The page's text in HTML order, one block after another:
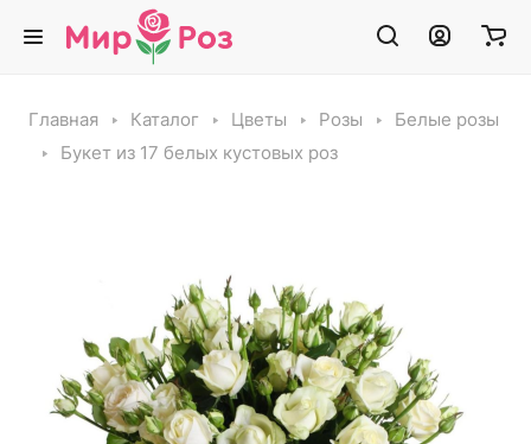
Главная Каталог Цветы Розы
Белые розы
Букет из 17 белых кустовых роз